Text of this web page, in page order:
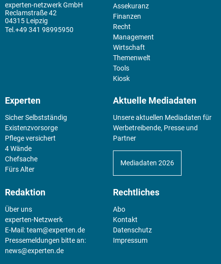
experten-netzwerk GmbH
Reclamstraße 42
04315 Leipzig
+49 341 98995950
Assekuranz
Finanzen
Recht
Management
Wirtschaft
Themenwelt
Tools
Kiosk
Experten
Sicher Selbstständig
Existenz­vorsorge
Pflege versichert
4 Wände
Chefsache
Fürs Alter
Aktuelle Mediadaten
Unsere aktuellen Mediadaten für
Werbetreibende, Presse und
Partner
Mediadaten 2026
Redaktion
Über uns
experten-Netzwerk
E-Mail:team@experten.de
Pressemeldungen bitte an:
news@experten.de
Rechtliches
Abo
Kontakt
Datenschutz
Impressum